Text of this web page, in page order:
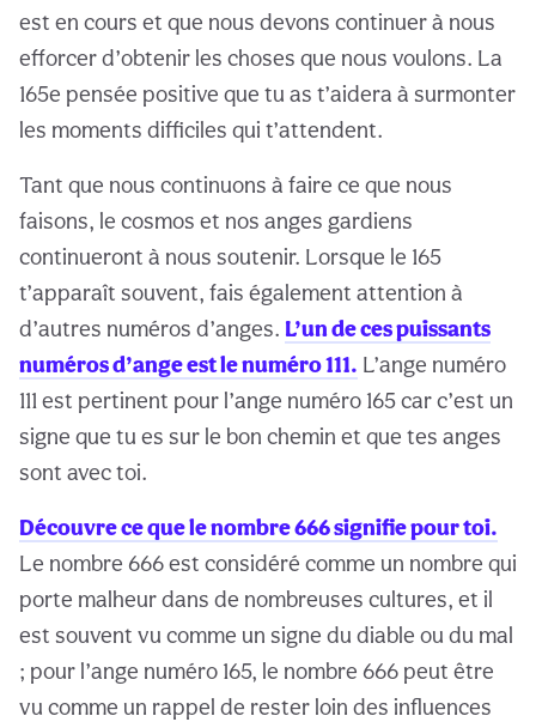
est en cours et que nous devons continuer à nous
efforcer d’obtenir les choses que nous voulons. La
165e pensée positive que tu as t’aidera à surmonter
les moments difficiles qui t’attendent.
Tant que nous continuons à faire ce que nous
faisons, le cosmos et nos anges gardiens
continueront à nous soutenir. Lorsque le 165
t’apparaît souvent, fais également attention à
d’autres numéros d’anges. L’un de ces puissants
numéros d’ange est le numéro 111. L’ange numéro
111 est pertinent pour l’ange numéro 165 car c’est un
signe que tu es sur le bon chemin et que tes anges
sont avec toi.
Découvre ce que le nombre 666 signifie pour toi.
Le nombre 666 est considéré comme un nombre qui
porte malheur dans de nombreuses cultures, et il
est souvent vu comme un signe du diable ou du mal
; pour l’ange numéro 165, le nombre 666 peut être
vu comme un rappel de rester loin des influences